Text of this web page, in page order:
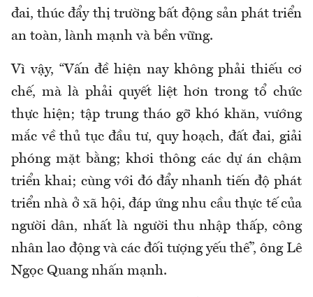
đai, thúc đẩy thị trường bất động sản phát triển
an toàn, lành mạnh và bền vững.
Vì vậy, “Vấn đề hiện nay không phải thiếu cơ
chế, mà là phải quyết liệt hơn trong tổ chức
thực hiện; tập trung tháo gỡ khó khăn, vướng
mắc về thủ tục đầu tư, quy hoạch, đất đai, giải
phóng mặt bằng; khơi thông các dự án chậm
triển khai; cùng với đó đẩy nhanh tiến độ phát
triển nhà ở xã hội, đáp ứng nhu cầu thực tế của
người dân, nhất là người thu nhập thấp, công
nhân lao động và các đối tượng yếu thế”, ông Lê
Ngọc Quang nhấn mạnh.